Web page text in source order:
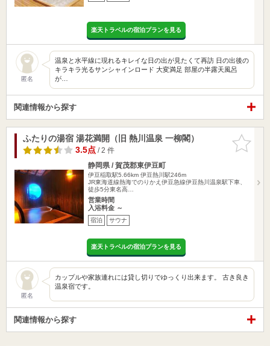
楽天トラベルの宿泊プランを見る
匿名
温泉と水平線に現れるキレイな日の出が見たくて再訪 日の出後の
キラキラ光るサンシャインロード 大変満足 部屋の半露天風呂
が…
関連情報から探す
お気に入
りに追加
ふたりの湯宿 湯花満開（旧 熱川温泉 一柳閣）
3.5点/ 2 件
静岡県 / 賀茂郡東伊豆町
伊豆稲取駅5.66km 伊豆熱川駅246m
JR東海道線熱海でのりかえ伊豆急線伊豆熱川温泉駅下車、
徒歩5分東名高…
営業時間
入浴料金 ～
宿泊 サウナ
楽天トラベルの宿泊プランを見る
匿名
カップルや家族連れには貸し切りでゆっくり出来ます。 古き良き
温泉宿です。
関連情報から探す